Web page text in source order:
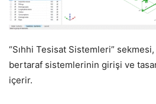
“Sıhhi Tesisat Sistemleri”
bertaraf sistemlerinin girişi ve
içerir.